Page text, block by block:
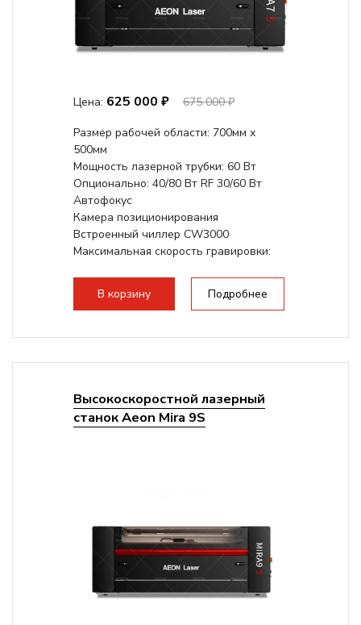
Цена: 625 000 ₽
675 000 ₽
Размер рабочей области: 700мм х
500мм
Мощность лазерной трубки: 60 Вт
Опционально: 40/80 Вт RF 30/60 Вт
Автофокус
Камера позиционирования
Встроенный чиллер CW3000
Максимальная скорость гравировки:
В корзину Подробнее
Высокоскоростной лазерный
станок Aeon Mira 9S